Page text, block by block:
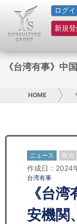
ログ
新規
HOME
サービス紹介
コラム
お問い合わせ
日本人にPR
コンサルティング
リサーチ
《台湾有事》中
HOME
ニュース 政治
作成日：2024
台湾有事
《台
安機関